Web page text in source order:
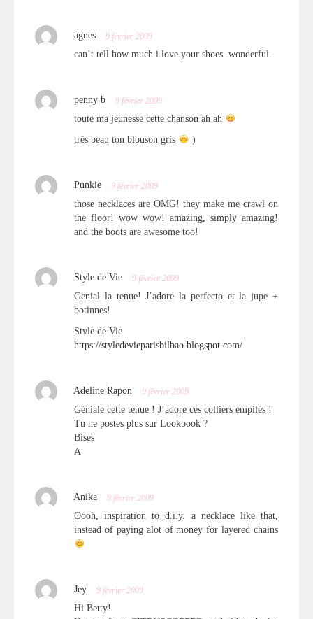
agnes 9 février 2009
can’t tell how much i love your shoes. wonderful.
penny b 9 février 2009
toute ma jeunesse cette chanson ah ah
très beau ton blouson gris
)
Punkie 9 février 2009
those necklaces are OMG! they make me crawl on
the floor! wow wow! amazing, simply amazing!
and the boots are awesome too!
Style de Vie 9 février 2009
Genial la tenue! J’adore la perfecto et la jupe +
botinnes!
Style de Vie
https://styledevieparisbilbao.blogspot.com/
Adeline Rapon 9 février 2009
Géniale cette tenue ! J’adore ces colliers empilés !
Tu ne postes plus sur Lookbook ?
Bises
A
Anika 9 février 2009
Oooh, inspiration to d.i.y. a necklace like that,
instead of paying alot of money for layered chains
Jey 9 février 2009
Hi Betty!